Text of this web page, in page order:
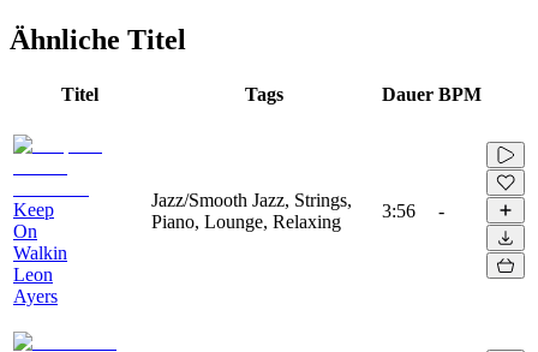
Ähnliche Titel
Titel Tags Dauer BPM
Keep
On
Walkin
Leon
Ayers
Jazz/Smooth Jazz, Strings,
Piano, Lounge, Relaxing
3:56 -